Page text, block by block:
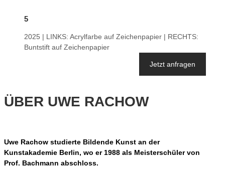
5
2025 | LINKS: Acrylfarbe auf Zeichenpapier | RECHTS:
Buntstift auf Zeichenpapier
Jetzt anfragen
ÜBER UWE RACHOW
Uwe Rachow studierte Bildende Kunst an der
Kunstakademie Berlin, wo er 1988 als Meisterschüler von
Prof. Bachmann abschloss.